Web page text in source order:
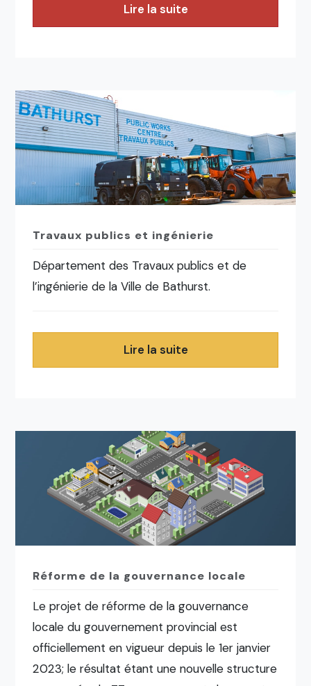
Lire la suite
Travaux publics et ingénierie
Département des Travaux publics et de
l’ingénierie de la Ville de Bathurst.
Lire la suite
Réforme de la gouvernance locale
Le projet de réforme de la gouvernance
locale du gouvernement provincial est
officiellement en vigueur depuis le 1er janvier
2023; le résultat étant une nouvelle structure